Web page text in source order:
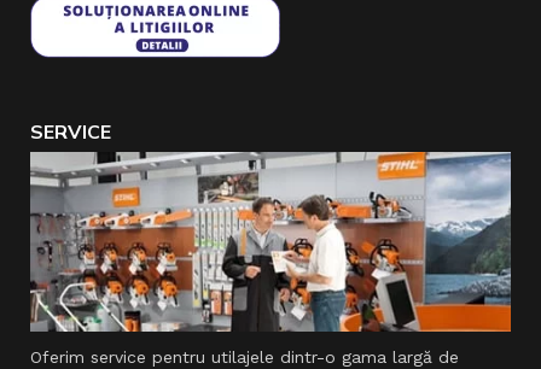
SERVICE
Oferim service pentru utilajele dintr-o gama largă de